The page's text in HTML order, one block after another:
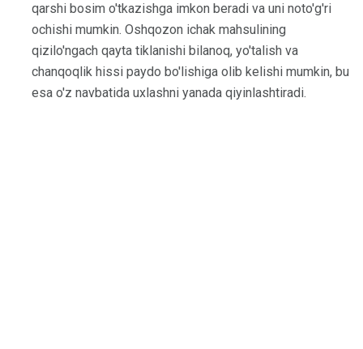
qarshi bosim o'tkazishga imkon beradi va uni noto'g'ri
ochishi mumkin. Oshqozon ichak mahsulining
qizilo'ngach qayta tiklanishi bilanoq, yo'talish va
chanqoqlik hissi paydo bo'lishiga olib kelishi mumkin, bu
esa o'z navbatida uxlashni yanada qiyinlashtiradi.